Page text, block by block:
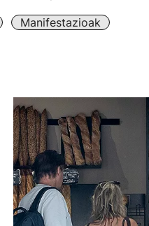
Manifestazioak